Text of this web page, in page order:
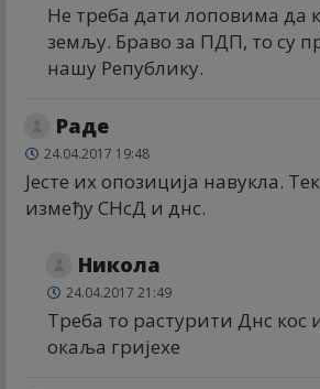
Не треба дати лоповима да
земљу. Браво за ПДП, то су
нашу Републику.
Раде
24.04.2017 19:48
Јесте их опозиција навукла.
између СНсД и днс.
Никола
24.04.2017 21:49
Треба то растурити Днс кос
окаља гријехе